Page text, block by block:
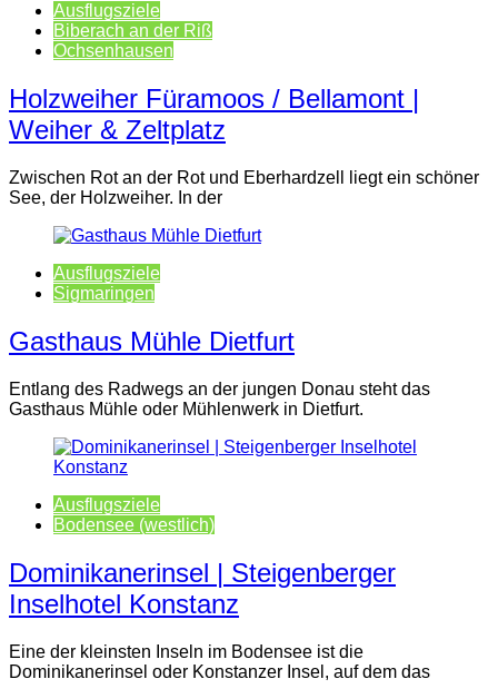
Ausflugsziele
Biberach an der Riß
Ochsenhausen
Holzweiher Füramoos / Bellamont |
Weiher & Zeltplatz
Zwischen Rot an der Rot und Eberhardzell liegt ein schöner
See, der Holzweiher. In der
Ausflugsziele
Sigmaringen
Gasthaus Mühle Dietfurt
Entlang des Radwegs an der jungen Donau steht das
Gasthaus Mühle oder Mühlenwerk in Dietfurt.
Ausflugsziele
Bodensee (westlich)
Dominikanerinsel | Steigenberger
Inselhotel Konstanz
Eine der kleinsten Inseln im Bodensee ist die
Dominikanerinsel oder Konstanzer Insel, auf dem das